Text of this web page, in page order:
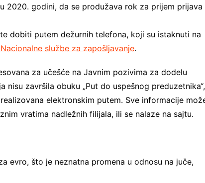
2020. godini, da se produžava rok za prijem prijava
dobiti putem dežurnih telefona, koji su istaknuti na
službe za zapošljavanje.
za učešće na Javnim pozivima za dodelu
završila obuku „Put do uspešnog preduzetnika“,
elektronskim putem. Sve informacije
vratima nadležnih filijala, ili se nalaze na sajtu.
evro, što je neznatna promena u odnosu na juče,